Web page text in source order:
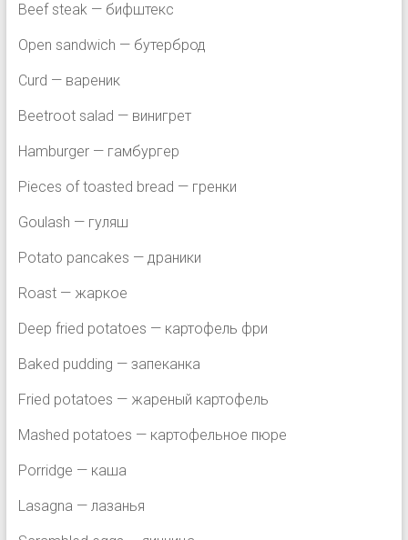
Beef steak — бифштекс
Open sandwich — бутерброд
Curd — вареник
Beetroot salad — винигрет
Hamburger — гамбургер
Pieces of toasted bread — гренки
Goulash — гуляш
Potato pancakes — драники
Roast — жаркое
Deep fried potatoes — картофель фри
Baked pudding — запеканка
Fried potatoes — жареный картофель
Mashed potatoes — картофельное пюре
Porridge — каша
Lasagna — лазанья